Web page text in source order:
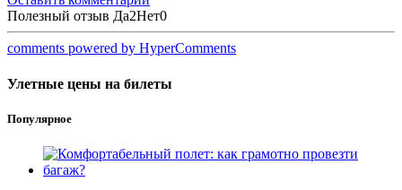
Полезный отзыв Да2Нет0
comments powered by HyperComments
Улетные цены на билеты
Популярное